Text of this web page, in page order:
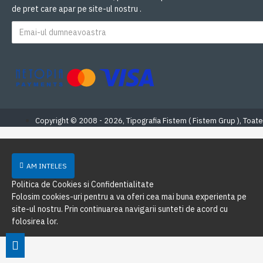
de pret care apar pe site-ul nostru .
Copyright © 2008 - 2026, Tipografia Fistem ( Fistem Grup ),
AM INTELES
Politica de Cookies si Confidentialitate
Folosim cookies-uri pentru a va oferi cea mai buna experienta pe
site-ul nostru. Prin continuarea navigarii sunteti de acord cu
folosirea lor.